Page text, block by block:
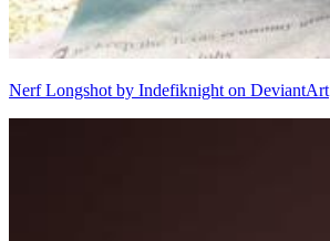
Nerf Longshot by Indefiknight on DeviantArt